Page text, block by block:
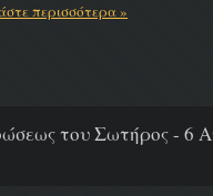
περισσότερα »
του Σωτήρος - 6